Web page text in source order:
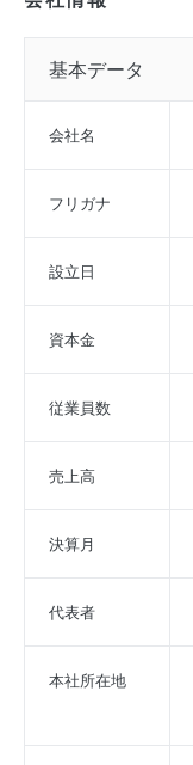
基本データ
会社名
フリガナ
設立日
資本金
従業員数
売上高
決算月
代表者
本社所在地